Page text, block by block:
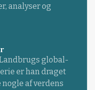
analyser og
Landbrugs global-
er han draget
af verdens